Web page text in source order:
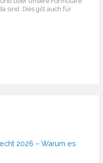
sind. Dies gilt auch für
2026 – Warum es